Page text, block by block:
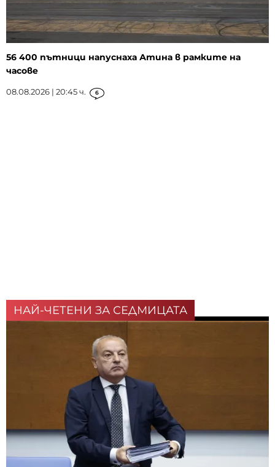
56 400 пътници напуснаха Атина в рамките на
часове
08.08.2026 | 20:45 ч. 6
НАЙ-ЧЕТЕНИ ЗА СЕДМИЦАТА